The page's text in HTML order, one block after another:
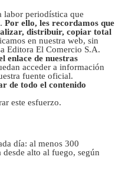
labor periodística que
Por ello, les recordamos que
distribuir, copiar total
en nuestra web, sin
Editora El Comercio S.A.
enlace de nuestras
acceder a información
fuente oficial.
de todo el contenido
este esfuerzo.
día: al menos 300
alto al fuego, según